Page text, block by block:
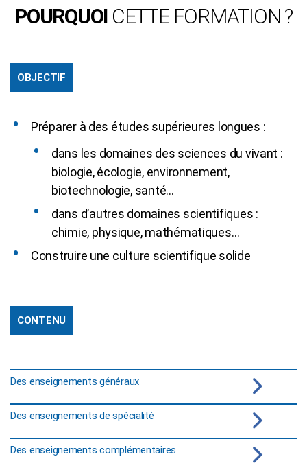
POURQUOI CETTE FORMATION ?
OBJECTIF
Préparer à des études supérieures longues :
dans les domaines des sciences du vivant :
biologie, écologie, environnement,
biotechnologie, santé…
dans d’autres domaines scientifiques :
chimie, physique, mathématiques…
Construire une culture scientifique solide
CONTENU
Des enseignements généraux
Des enseignements de spécialité
Des enseignements complémentaires